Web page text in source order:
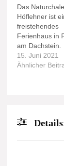
Das
Höflehner ist
freistehendes
Ferienhaus in
am Dachstein.
15. Juni 2021
Ähnlicher